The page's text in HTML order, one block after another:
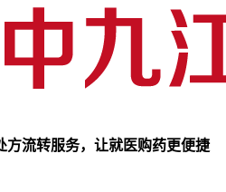
方流转服务，让就医购药更便捷